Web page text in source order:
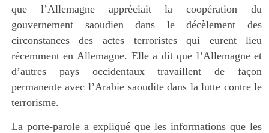
que l’Allemagne appréciait la coopération du
gouvernement saoudien dans le décèlement des
circonstances des actes terroristes qui eurent lieu
récemment en Allemagne. Elle a dit que l’Allemagne et
d’autres pays occidentaux travaillent de façon
permanente avec l’Arabie saoudite dans la lutte contre le
terrorisme.
La porte-parole a expliqué que les informations que les